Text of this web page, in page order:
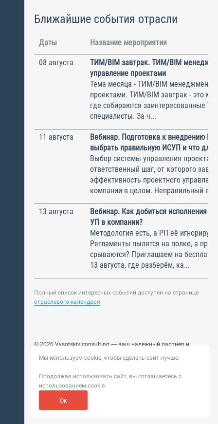
Ближайшие события отрасли
Даты Название мероприятия
08 августа
ТИМ/BIM завтрак. ТИМ/BIM
управление проектами
Тема месяца - ТИМ/BIM менеджмент и
проектами. ТИМ/BIM завтрак - это
где собираются заинтересованные
специалисты. За ч...
11 августа
Вебинар. Подготовка к внедрению
выбрать правильную ИСУП и что для
Выбор системы управления
ответственный шаг, от которого
эффективность проектного
компании в целом. Неправильный
13 августа
Вебинар. Как добиться исполнения
УП в компании?
Методология есть, а РП её
Регламенты пылятся на полке, а
срываются? Приглашаем на
13 августа, где разберём, ка...
Полный список интересных событий доступен на странице
отраслевого календаря
© 2026 Vysotskiy consulting — ваш надежный партнер и
Цифровизация, BIM, ИИ. Внедряем и оптимизируем
Пользовательское
соглашение
Политика обработки персональных
данных
Разработка сайта —
Мы используем cookie, чтобы сделать сайт лучше.
Продолжая использовать сайт, вы соглашаетесь с
использованием cookie.
Ок